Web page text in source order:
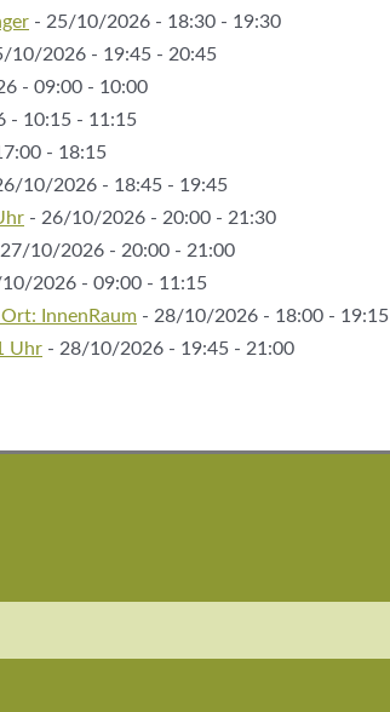
- 25/10/2026 - 18:30 - 19:30
10/2026 - 19:45 - 20:45
- 09:00 - 10:00
- 10:15 - 11:15
- 18:15
10/2026 - 18:45 - 19:45
- 26/10/2026 - 20:00 - 21:30
10/2026 - 20:00 - 21:00
2026 - 09:00 - 11:15
InnenRaum - 28/10/2026 - 18:00 - 19:15
Uhr - 28/10/2026 - 19:45 - 21:00